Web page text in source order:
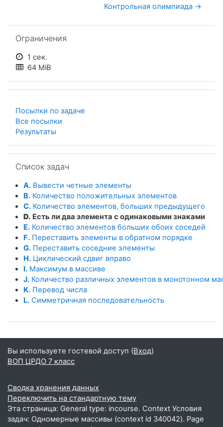
Контрольная олимпиада →
Ограничения
1 сек.
64 MiB
Посылки по задаче
Все посылки
Результаты
Список задач
A. Вывести четные элементы
B. Количество положительных элементов
C. Количество элементов, больших предыдущего
D. Есть ли два элемента с одинаковыми знаками
E. Количество элементов больших обоих соседей
F. Переставить элементы в обратном порядке
G. Переставить соседние элементы
H. Циклический сдвиг вправо
I. Максимум в массиве
J. Количество различных элементов в монотонном
K. Перевод числа
L. Симметричная последовательность
Вы используете гостевой доступ (Вход)
ВОП ЦРДО 7 класс
Сводка хранения данных
Переключить на стандартную тему
Эта страница: General type: incourse. Context Условия
задач: Одномерные массивы (context id 340042). Page